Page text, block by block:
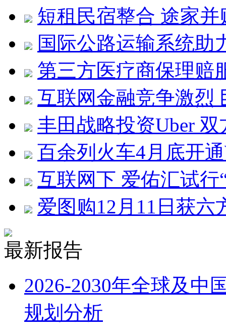
短租民宿整合 途家
国际公路运输系统助
第三方医疗商保理赔
互联网金融竞争激烈
丰田战略投资Uber
百余列火车4月底开
互联网下 爱佑汇试行
爱图购12月11日获六
最新报告
2026-2030年全球及中
规划分析